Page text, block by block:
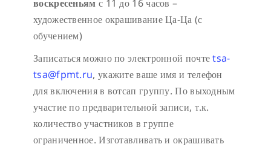
воскресеньям с 11 до 16 часов –
художественное окрашивание Ца-Ца (с
обучением)
Записаться можно по электронной почтеtsa-
tsa@fpmt.ru, укажите ваше имя и телефон
для включения в вотсап группу. По выходным
участие по предварительной записи, т.к.
количество участников в группе
ограниченное. Изготавливать и окрашивать